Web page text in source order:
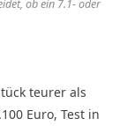
ob ein 7.1- oder
teurer als
Euro, Test in